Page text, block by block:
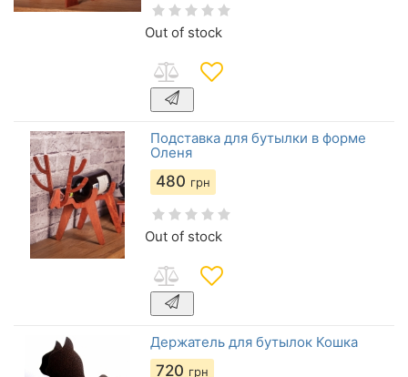
Out of stock
Подставка для бутылки в форме
Оленя
480 грн
Out of stock
Держатель для бутылок Кошка
720 грн